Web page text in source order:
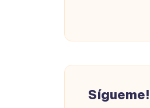
(CON
ÉXITO)
Sígueme!